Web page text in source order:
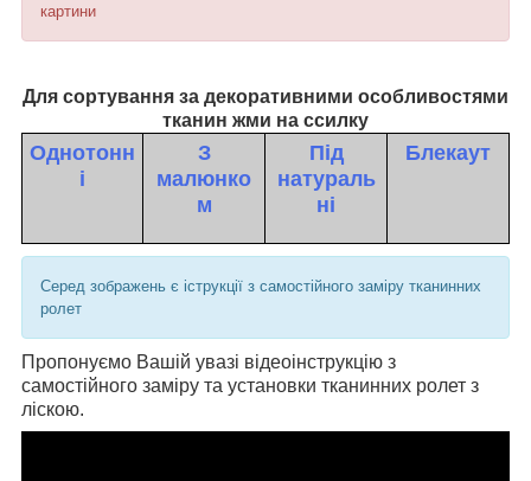
картини
Для сортування за декоративними особливостями
тканин жми на ссилку
Однотонн
і
З
малюнко
м
Під
натураль
ні
Блекаут
Серед зображень є іструкції з самостійного заміру тканинних
ролет
Пропонуємо Вашій увазі відеоінструкцію з
самостійного заміру та установки тканинних ролет з
ліскою.